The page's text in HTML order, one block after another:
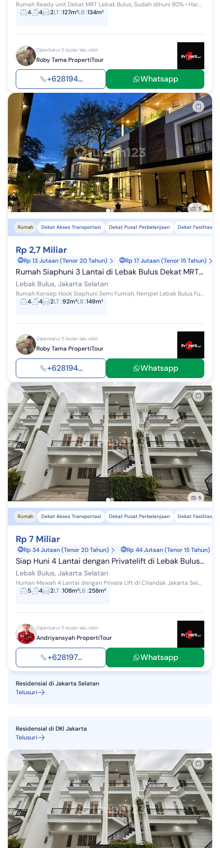
Rumah Ready unit Dekat MRT Lebak Bulus, Sudah dihuni 80% ◦ Harga Mulai mulai 2 Man - Cicilan start 12JT'an Rumah 2 Lantai - Lebar 7 dan 8 Meter...
4
4 2LT:127m²LB:134m²
Diperbarui 5 bulan lalu oleh
Roby Tama PropertiTour
+628194... Whatsapp
5
Rumah Dekat Akses Transportasi Dekat Pusat Perbelanjaan Dekat Fasilitas
Rp 2,7 Miliar
Rp 13 Jutaan (Tenor 20 Tahun) Rp 17 Jutaan (Tenor 15 Tahun)
Rumah Siaphuni 3 Lantai di Lebak Bulus Dekat MRT Tol Clustermewah
Lebak Bulus, Jakarta Selatan
Rumah Konsep Hook Siaphuni Semi Furnish, Nempel Lebak Bulus Full Bata Merah cluster exclusive ◦ Harga 2,7 M ⁃ Cicilan mulai 20 JT'an ⁃ Fre...
4
4 2LT:92m²LB:149m²
Diperbarui 5 bulan lalu oleh
Roby Tama PropertiTour
+628194... Whatsapp
5
Rumah Dekat Akses Transportasi Dekat Pusat Perbelanjaan Dekat Fasilitas
Rp 7 Miliar
Rp 34 Jutaan (Tenor 20 Tahun) Rp 44 Jutaan (Tenor 15 Tahun)
Siap Huni 4 Lantai dengan Privatelift di Lebak Bulus Jakartaselatan
Lebak Bulus, Jakarta Selatan
Hunian Mewah 4 Lantai dengan Private Lift di Cilandak Jakarta Selatan - Lokasi Premium & Prestisius Miliki hunian 4 lantai dengan private lift di ...
5
4 2LT:108m²LB:258m²
Diperbarui 5 bulan lalu oleh
Andriyansyah PropertiTour
+628197... Whatsapp
Residensial diJakarta Selatan
Telusuri
Residensial diDKI Jakarta
Telusuri